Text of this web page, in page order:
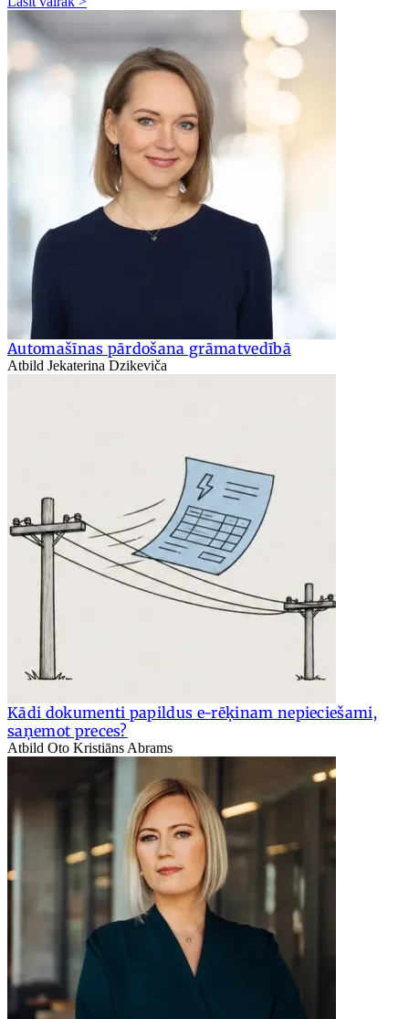
Automašīnas pārdošana grāmatvedībā
Atbild Jekaterina Dzikeviča
Kādi dokumenti papildus e-rēķinam nepieciešami,
saņemot preces?
Atbild Oto Kristiāns Abrams